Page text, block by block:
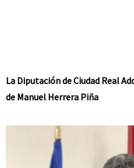
La Diputación de Ciudad Real
de Manuel Herrera Piña